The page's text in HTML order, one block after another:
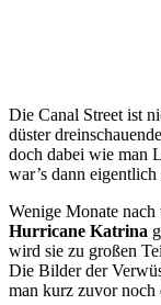
Die Canal Street ist
düster
doch dabei wie man
war’s dann
Wenige Monate
Hurricane Katrina
wird sie zu großen
Die Bilder der
man kurz zuvor noch